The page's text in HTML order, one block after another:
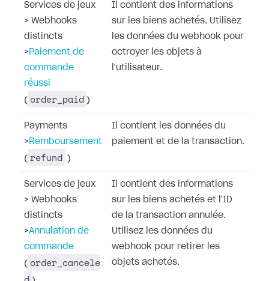
Services de jeux
> Webhooks
distincts
> Paiement de
commande
réussi
( order_paid )
Il contient des informations
sur les biens achetés. Utilisez
les données du webhook pour
octroyer les objets à
l'utilisateur.
Payments
> Remboursement
( refund )
Il contient les données du
paiement et de la transaction.
Services de jeux
> Webhooks
distincts
>Annulation de
commande
( order_cancele
Il contient des informations
sur les biens achetés et l'ID
de la transaction annulée.
Utilisez les données du
webhook pour retirer les
objets achetés.